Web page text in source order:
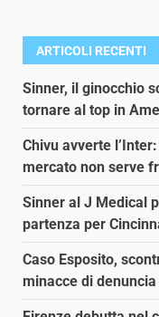
ARTICOLI RECENTI
Sinner, il ginocchio
tornare al top in
Chivu avverte
mercato non serve
Sinner al J Medical
partenza per
Caso Esposito,
minacce di denuncia